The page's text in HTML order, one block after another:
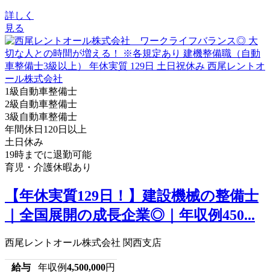
詳しく
見る
1級自動車整備士
2級自動車整備士
3級自動車整備士
年間休日120日以上
土日休み
19時までに退勤可能
育児・介護休暇あり
【年休実質129日！】建設機械の整備士
｜全国展開の成長企業◎｜年収例450...
西尾レントオール株式会社 関西支店
給与 年収例4,500,000円